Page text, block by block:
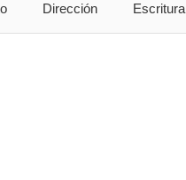
Dirección Escritura